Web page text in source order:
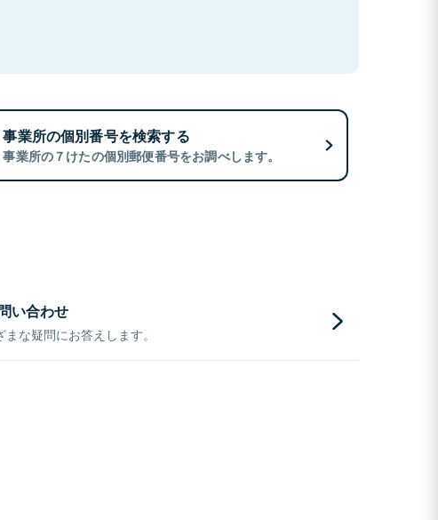
事業所の個別番号を検索する
事業所の７けたの個別郵便番号をお調べします。
い合わせ
な疑問にお答えします。